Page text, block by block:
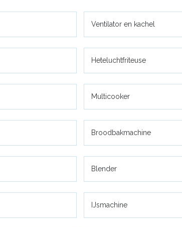
Ventilator en kachel
Heteluchtfriteuse
Multicooker
Broodbakmachine
Blender
IJsmachine